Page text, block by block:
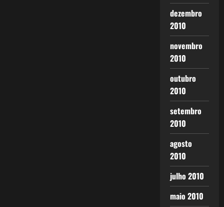
dezembro
2010
novembro
2010
outubro
2010
setembro
2010
agosto
2010
julho 2010
maio 2010